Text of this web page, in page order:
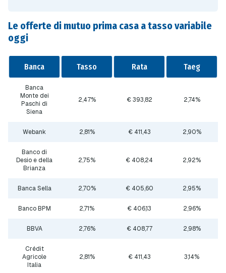
Le offerte di mutuo prima casa a tasso variabile
oggi
Banca Tasso Rata Taeg
Banca
Monte dei
Paschi di
Siena
2,47% € 393,82 2,74%
Webank 2,81% € 411,43 2,90%
Banco di
Desio e della
Brianza
2,75% € 408,24 2,92%
Banca Sella 2,70% € 405,60 2,95%
Banco BPM 2,71% € 406,13 2,96%
BBVA 2,76% € 408,77 2,98%
Crédit
Agricole
Italia
2,81% € 411,43 3,14%